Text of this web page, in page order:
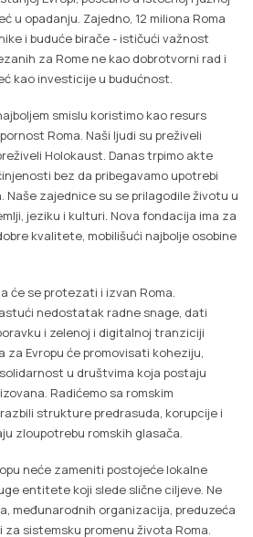
u opadanju. Zajedno, 12 miliona Roma
i buduće birače - ističući važnost
za Rome ne kao dobrotvorni rad i
kao investicije u budućnost.
smislu koristimo kao resurs
Roma. Naši ljudi su preživeli
Holokaust. Danas trpimo akte
bez da pribegavamo upotrebi
Naše zajednice su se prilagodile životu u
jeziku i kulturi. Nova fondacija ima za
kvalitete, mobilišući najbolje osobine
će se protezati i izvan Roma.
nedostatak radne snage, dati
i zelenoj i digitalnoj tranziciji
za Evropu će promovisati koheziju,
u društvima koja postaju
Radićemo sa romskim
strukture predrasuda, korupcije i
zloupotrebu romskih glasača.
neće zameniti postojeće lokalne
entitete koji slede slične ciljeve. Ne
međunarodnih organizacija, preduzeća
za sistemsku promenu života Roma.